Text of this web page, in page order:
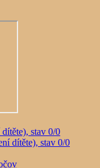
stav 0/0